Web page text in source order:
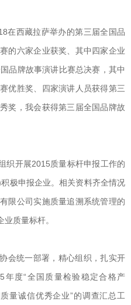
在西藏拉萨举办的第三届全国品
的六家企业获奖、其中四家企业
品牌故事演讲比赛总决赛，其中
优胜奖、四家演讲人员获得第三
奖，我会获得第三届全国品牌故
织开展2015质量标杆申报工作的
极申报企业。相关资料齐全情况
限公司实施质量追溯系统管理的
质量标杆。
会统一部署，精心组织，扎实开
年度“全国质量检验稳定合格产
量诚信优秀企业”的调查汇总工